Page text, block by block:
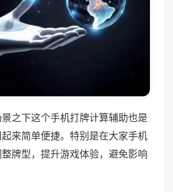
之下这个手机打牌计算辅助也是
来简单便捷。特别是在大家手机
牌型，提升游戏体验，避免影响